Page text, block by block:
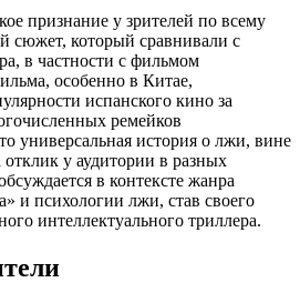
признание у зрителей по всему
сюжет, который сравнивали с
в частности с фильмом
особенно в Китае,
испанского кино за
ремейков
универсальная история о лжи, вине
у аудитории в разных
в контексте жанра
и психологии лжи, став своего
интеллектуального триллера.